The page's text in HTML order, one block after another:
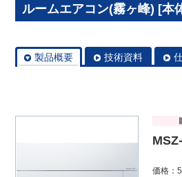
ルームエアコン(霧ヶ峰) [本
製品概要 技術資料
価格：